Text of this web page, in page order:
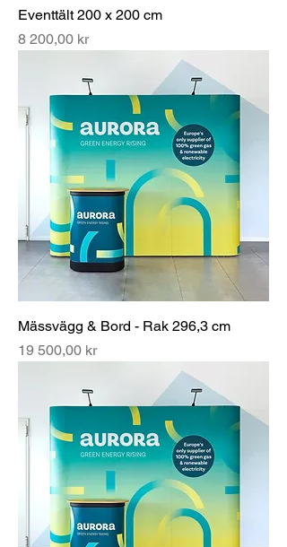
Eventtält 200 x 200 cm
Pris
8 200,00 kr
Mässvägg & Bord - Rak 296,3 cm
Pris
19 500,00 kr